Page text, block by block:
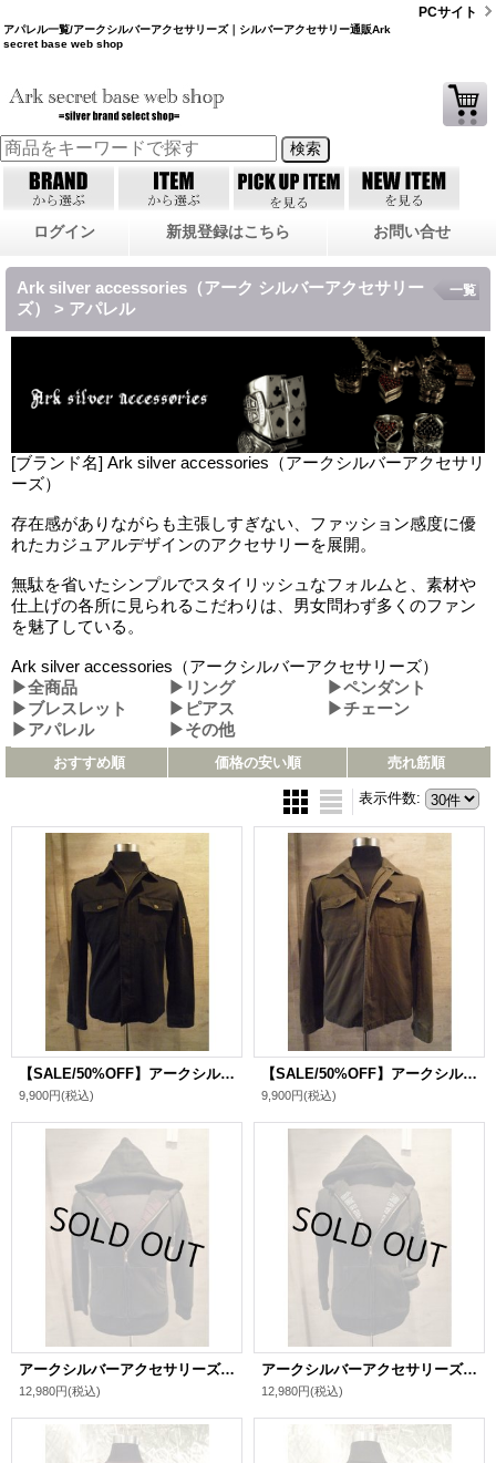
アパレル一覧/アークシルバーアクセサリーズ｜シルバーアクセサリー通販Ark
secret base web shop
PCサイト
ログイン 新規登録はこちら お問い合せ
Ark silver accessories（アーク シルバーアクセサリー
ズ） > アパレル
[ブランド名] Ark silver accessories（アークシルバーアクセサリ
ーズ）
存在感がありながらも主張しすぎない、ファッション感度に優
れたカジュアルデザインのアクセサリーを展開。
無駄を省いたシンプルでスタイリッシュなフォルムと、素材や
仕上げの各所に見られるこだわりは、男女問わず多くのファン
を魅了している。
Ark silver accessories（アークシルバーアクセサリーズ）
▶全商品
▶リング
▶ペンダント
▶ブレスレット
▶ピアス
▶チェーン
▶アパレル
▶その他
一覧
おすすめ順 価格の安い順 売れ筋順
表示件数:
【SALE/50%OFF】アークシルバーアクセサリーズ/Military jacket（ブラック）
9,900円(税込)
【SALE/50%OFF】アークシルバーアクセサリーズ/Military jacket（オリーブ）
9,900円(税込)
アークシルバーアクセサリーズ/The Revelation to Saint John パーカー（BK/RED）
12,980円(税込)
アークシルバーアクセサリーズ/The Revelation to Saint John パーカー（BK/WHT）
12,980円(税込)